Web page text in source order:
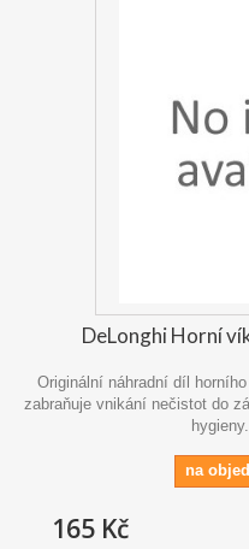
DeLonghi Horní
Originální náhradní díl
zabraňuje vnikání nečistot do
na
165 Kč